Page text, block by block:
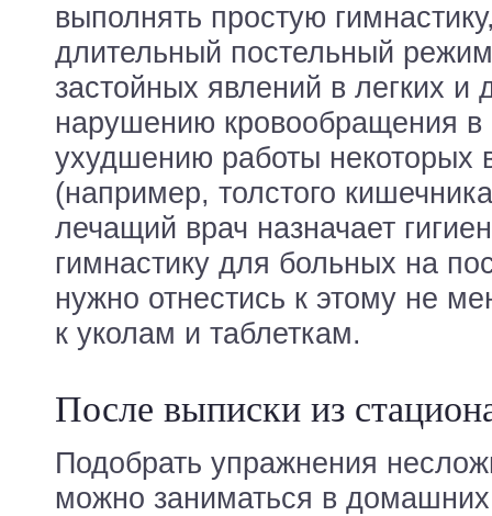
выполнять простую
длительный постельный
застойных явлений в легких
нарушению кровообращения в
ухудшению работы некоторых
(например, толстого
лечащий врач назначает
гимнастику для больных на
нужно отнестись к этому не
к уколам и таблеткам.
После выписки из
Подобрать упражнения
можно заниматься в домашних